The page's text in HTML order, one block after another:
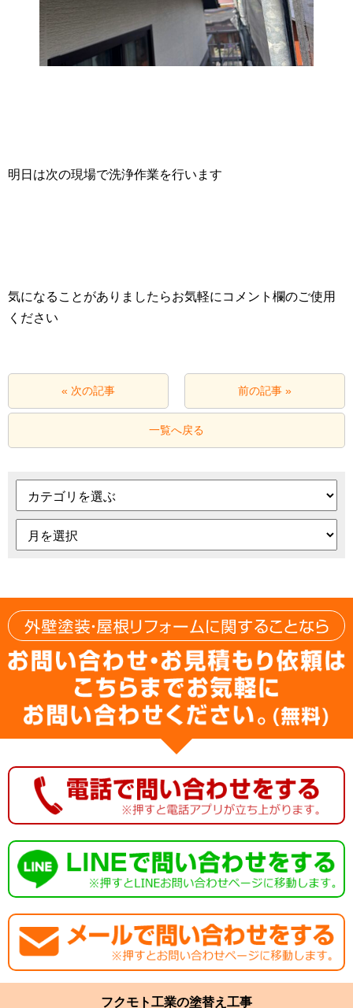
明日は次の現場で洗浄作業を行います
気になることがありましたらお気軽にコメント欄のご使用
ください
« 次の記事 前の記事 »
一覧へ戻る
フクモト工業の塗替え工事